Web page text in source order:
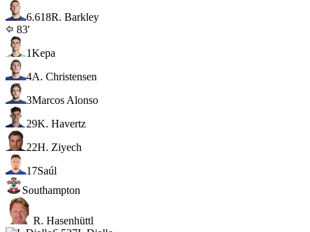
6.618R. Barkley
83'
1Kepa
4A. Christensen
3Marcos Alonso
29K. Havertz
22H. Ziyech
17Saúl
Southampton
R. Hasenhüttl